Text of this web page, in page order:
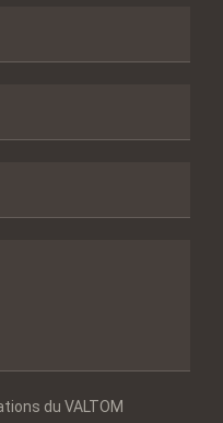
du VALTOM